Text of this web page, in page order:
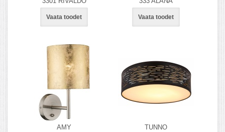
Vaata toodet Vaata toodet
AMY TUNNO